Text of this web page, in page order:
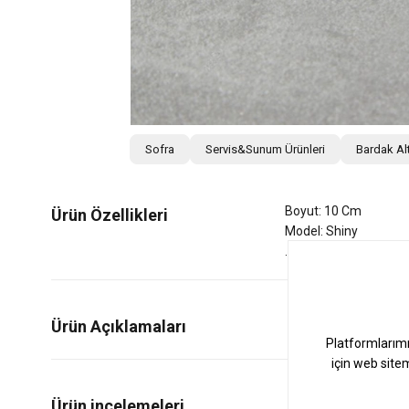
Sofra Servis&Sunum Ürünleri Bardak
Ürün Özellikleri
Boyut: 10 Cm
Model: Shiny
Ürün Açıklamaları